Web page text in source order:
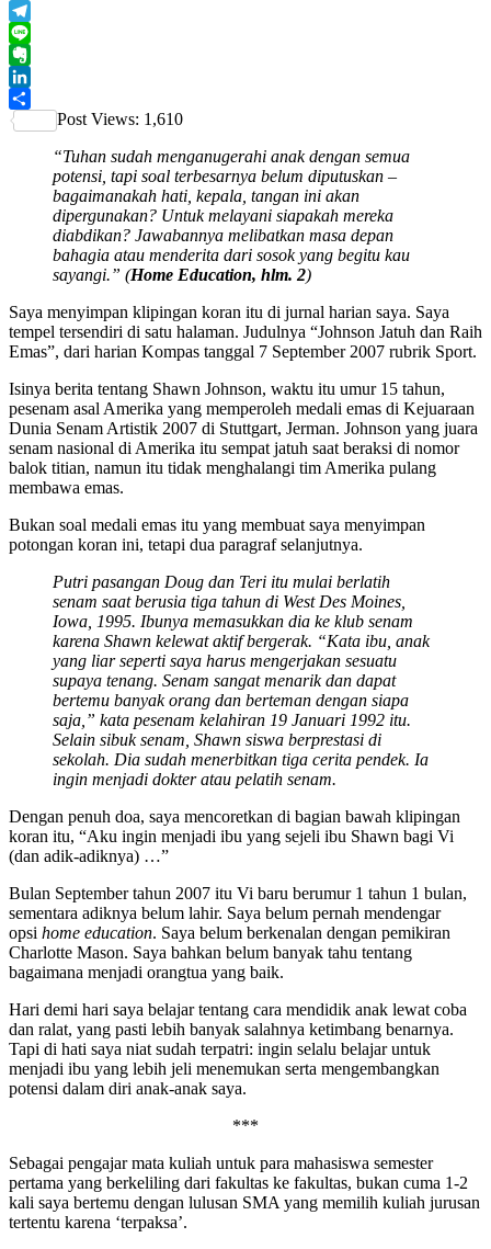
Email
Telegram
Line
Evernote
LinkedIn
Share
Post Views: 1,610
“Tuhan sudah menganugerahi anak dengan semua
potensi, tapi soal terbesarnya belum diputuskan –
bagaimanakah hati, kepala, tangan ini akan
dipergunakan? Untuk melayani siapakah mereka
diabdikan? Jawabannya melibatkan masa depan
bahagia atau menderita dari sosok yang begitu kau
sayangi.” (Home Education, hlm. 2)
Saya menyimpan klipingan koran itu di jurnal harian saya. Saya
tempel tersendiri di satu halaman. Judulnya “Johnson Jatuh dan Raih
Emas”, dari harian Kompas tanggal 7 September 2007 rubrik Sport.
Isinya berita tentang Shawn Johnson, waktu itu umur 15 tahun,
pesenam asal Amerika yang memperoleh medali emas di Kejuaraan
Dunia Senam Artistik 2007 di Stuttgart, Jerman. Johnson yang juara
senam nasional di Amerika itu sempat jatuh saat beraksi di nomor
balok titian, namun itu tidak menghalangi tim Amerika pulang
membawa emas.
Bukan soal medali emas itu yang membuat saya menyimpan
potongan koran ini, tetapi dua paragraf selanjutnya.
Putri pasangan Doug dan Teri itu mulai berlatih
senam saat berusia tiga tahun di West Des Moines,
Iowa, 1995. Ibunya memasukkan dia ke klub senam
karena Shawn kelewat aktif bergerak. “Kata ibu, anak
yang liar seperti saya harus mengerjakan sesuatu
supaya tenang. Senam sangat menarik dan dapat
bertemu banyak orang dan berteman dengan siapa
saja,” kata pesenam kelahiran 19 Januari 1992 itu.
Selain sibuk senam, Shawn siswa berprestasi di
sekolah. Dia sudah menerbitkan tiga cerita pendek. Ia
ingin menjadi dokter atau pelatih senam.
Dengan penuh doa, saya mencoretkan di bagian bawah klipingan
koran itu, “Aku ingin menjadi ibu yang sejeli ibu Shawn bagi Vi
(dan adik-adiknya) …”
Bulan September tahun 2007 itu Vi baru berumur 1 tahun 1 bulan,
sementara adiknya belum lahir. Saya belum pernah mendengar
opsi home education. Saya belum berkenalan dengan pemikiran
Charlotte Mason. Saya bahkan belum banyak tahu tentang
bagaimana menjadi orangtua yang baik.
Hari demi hari saya belajar tentang cara mendidik anak lewat coba
dan ralat, yang pasti lebih banyak salahnya ketimbang benarnya.
Tapi di hati saya niat sudah terpatri: ingin selalu belajar untuk
menjadi ibu yang lebih jeli menemukan serta mengembangkan
potensi dalam diri anak-anak saya.
***
Sebagai pengajar mata kuliah untuk para mahasiswa semester
pertama yang berkeliling dari fakultas ke fakultas, bukan cuma 1-2
kali saya bertemu dengan lulusan SMA yang memilih kuliah jurusan
tertentu karena ‘terpaksa’.